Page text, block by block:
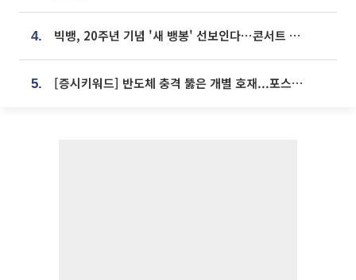
4. 빅뱅, 20주년 기념 '새 뱅봉' 선보인다⋯콘서트 앞두고 팝업 개최
5. [증시키워드] 반도체 충격 뚫은 개별 호재...포스코퓨처엠·에코프로·한화솔루션 '눈길'